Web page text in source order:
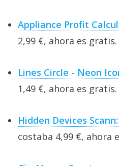
Appliance Profit
2,99 €, ahora es gratis.
Lines Circle - Neon
1,49 €, ahora es gratis.
Hidden Devices
costaba 4,99 €, ahora